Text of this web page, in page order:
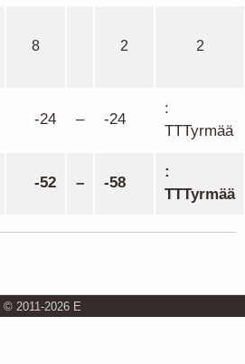
8 2 2
-24 – -24
:
TTTyrmää
-52 – -58
:
TTTyrmää
© 2011-2026 E